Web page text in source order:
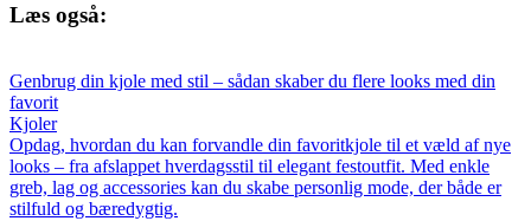
Læs også:
Genbrug din kjole med stil – sådan skaber du flere looks med din
favorit
Kjoler
Opdag, hvordan du kan forvandle din favoritkjole til et væld af nye
looks – fra afslappet hverdagsstil til elegant festoutfit. Med enkle
greb, lag og accessories kan du skabe personlig mode, der både er
stilfuld og bæredygtig.